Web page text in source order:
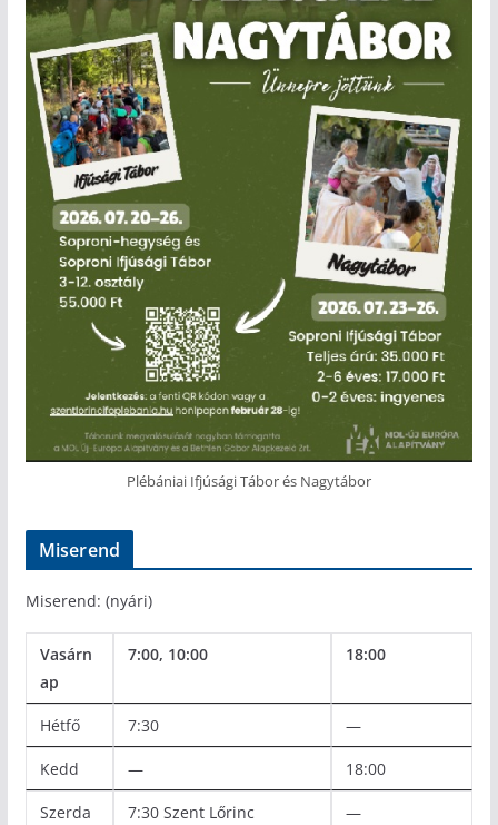
Plébániai Ifjúsági Tábor és Nagytábor
Miserend
Miserend: (nyári)
Vasárn
ap
7:00, 10:00 18:00
Hétfő 7:30 —
Kedd — 18:00
Szerda
7:30 Szent Lőrinc
—